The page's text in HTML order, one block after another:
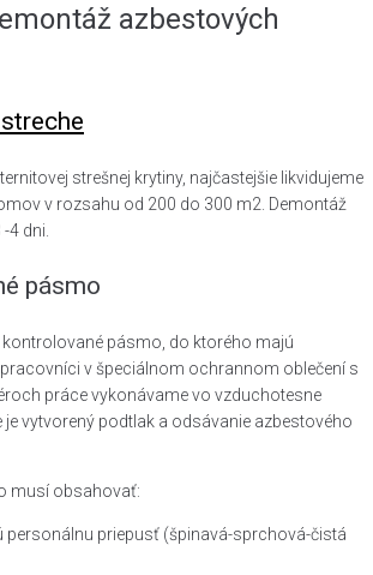
azbestových
strešnej krytiny, najčastejšie likvidujeme
v rozsahu od 200 do 300 m2. Demontáž
4 dni.
pásmo
kontrolované pásmo, do ktorého majú
v špeciálnom ochrannom oblečení s
práce vykonávame vo vzduchotesne
je vytvorený podtlak a odsávanie azbestového
musí obsahovať:
priepusť (špinavá-sprchová-čistá